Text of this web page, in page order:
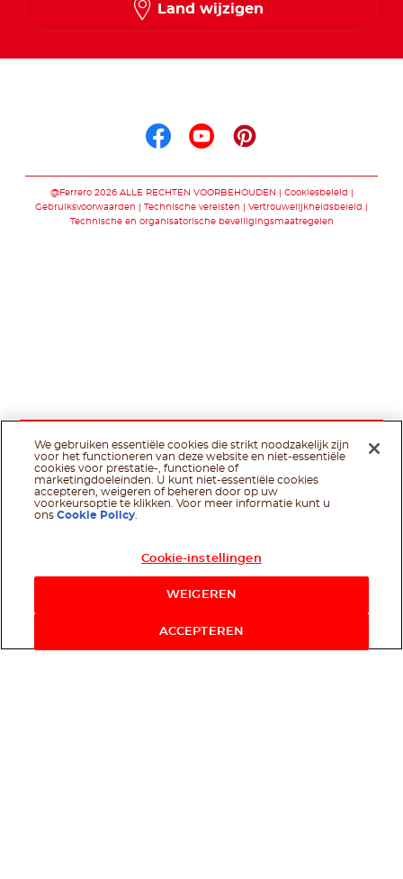
Land wijzigen
@Ferrero 2026 ALLE RECHTEN VOORBEHOUDEN
Cookiesbeleid
Gebruiksvoorwaarden
Technische vereisten
Vertrouwelijkheidsbeleid
Technische en organisatorische beveiligingsmaatregelen
We gebruiken essentiële cookies die strikt noodzakelijk zijn
voor het functioneren van deze website en niet-essentiële
cookies voor prestatie-, functionele of
marketingdoeleinden. U kunt niet-essentiële cookies
accepteren, weigeren of beheren door op uw
voorkeursoptie te klikken. Voor meer informatie kunt u
ons Cookie Policy
Cookie-instellingen
WEIGEREN
ACCEPTEREN